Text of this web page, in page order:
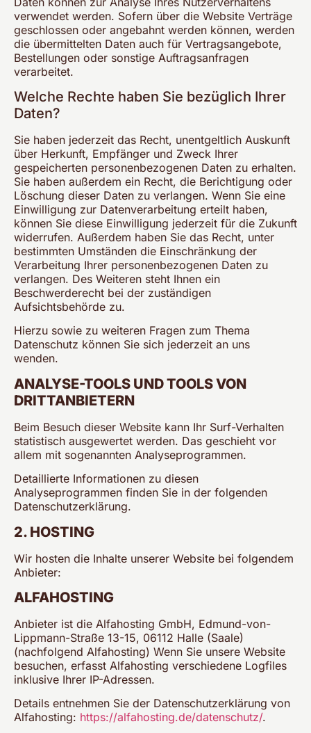
verwendet werden. Sofern über die Website Verträge
geschlossen oder angebahnt werden können, werden
die übermittelten Daten auch für Vertragsangebote,
Bestellungen oder sonstige Auftragsanfragen
verarbeitet.
Welche Rechte haben Sie bezüglich Ihrer
Daten?
Sie haben jederzeit das Recht, unentgeltlich Auskunft
über Herkunft, Empfänger und Zweck Ihrer
gespeicherten personenbezogenen Daten zu erhalten.
Sie haben außerdem ein Recht, die Berichtigung oder
Löschung dieser Daten zu verlangen. Wenn Sie eine
Einwilligung zur Datenverarbeitung erteilt haben,
können Sie diese Einwilligung jederzeit für die Zukunft
widerrufen. Außerdem haben Sie das Recht, unter
bestimmten Umständen die Einschränkung der
Verarbeitung Ihrer personenbezogenen Daten zu
verlangen. Des Weiteren steht Ihnen ein
Beschwerderecht bei der zuständigen
Aufsichtsbehörde zu.
Hierzu sowie zu weiteren Fragen zum Thema
Datenschutz können Sie sich jederzeit an uns
wenden.
ANALYSE-TOOLS UND TOOLS VON
DRITT­ANBIETERN
Beim Besuch dieser Website kann Ihr Surf-Verhalten
statistisch ausgewertet werden. Das geschieht vor
allem mit sogenannten Analyseprogrammen.
Detaillierte Informationen zu diesen
Analyseprogrammen finden Sie in der folgenden
Datenschutzerklärung.
2. HOSTING
Wir hosten die Inhalte unserer Website bei folgendem
Anbieter:
ALFAHOSTING
Anbieter ist die Alfahosting GmbH, Edmund-von-
Lippmann-Straße 13-15, 06112 Halle (Saale)
(nachfolgend Alfahosting) Wenn Sie unsere Website
besuchen, erfasst Alfahosting verschiedene Logfiles
inklusive Ihrer IP-Adressen.
Details entnehmen Sie der Datenschutzerklärung von
Alfahosting: https://alfahosting.de/datenschutz/.